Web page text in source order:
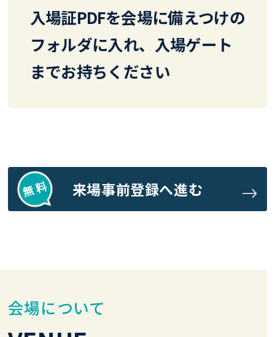
入場証PDFを会場に備えつけの
フォルダに入れ、入場ゲート
までお持ちください
来場事前登録へ進む
会場について